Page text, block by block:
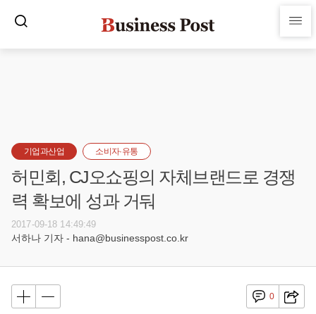
기업과산업 소비자·유통
허민회, CJ오쇼핑의 자체브랜드로 경쟁
력 확보에 성과 거둬
2017-09-18 14:49:49
서하나 기자 - hana@businesspost.co.kr
0